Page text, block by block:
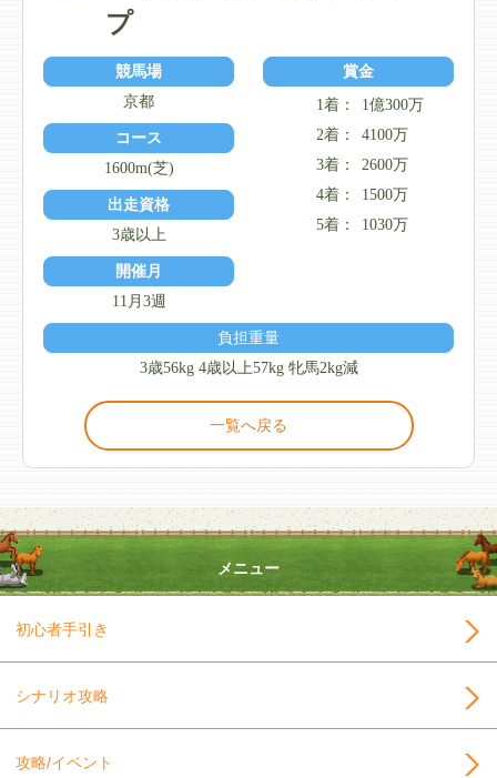
プ
競馬場
京都
賞金
1着：
1億300万
2着：
4100万
3着：
2600万
4着：
1500万
5着：
1030万
コース
1600m(芝)
出走資格
3歳以上
開催月
11月3週
負担重量
3歳56kg 4歳以上57kg 牝馬2kg減
一覧へ戻る
メニュー
初心者手引き
シナリオ攻略
攻略/イベント